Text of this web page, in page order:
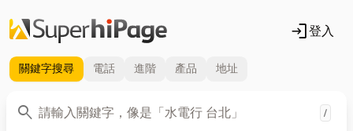
login登入
關鍵字搜尋 電話 進階 產品 地址
search
關鍵字 /